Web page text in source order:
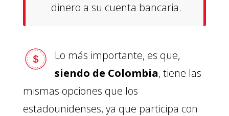
dinero a su cuenta bancaria.
Lo más importante, es que,
siendo de Colombia, tiene las
mismas opciones que los
estadounidenses, ya que participa con